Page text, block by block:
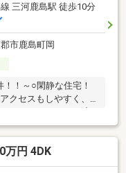
三河鹿島駅 徒歩10分
市鹿島町岡
！～○閑静な住宅！
クセスもしやすく、
イレ リフォーム済
】 ＼ 0120-07-
せください！☆資料
など何でもお気軽に
す（＾＾）
万円 4DK